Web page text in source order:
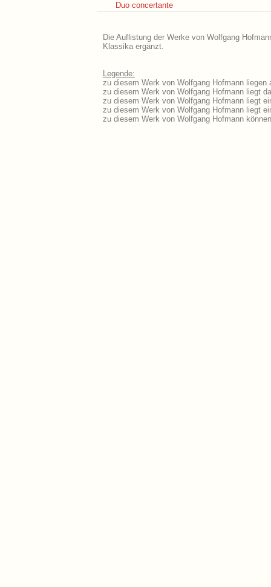
Duo concertante
Die Auflistung der Werke von Wolfgang
Klassika ergänzt.
Legende:
zu diesem Werk von Wolfgang Hofmann liegen
zu diesem Werk von Wolfgang Hofmann liegt
zu diesem Werk von Wolfgang Hofmann liegt
zu diesem Werk von Wolfgang Hofmann liegt
zu diesem Werk von Wolfgang Hofmann